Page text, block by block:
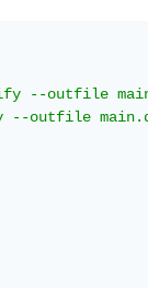
--outfile
--outfile